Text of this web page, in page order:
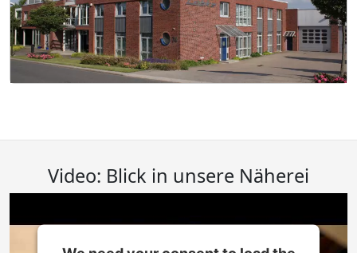
Video: Blick in unsere Näherei